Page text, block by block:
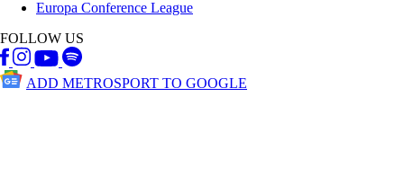
Europa Conference League
FOLLOW US
ADD METROSPORT TO GOOGLE